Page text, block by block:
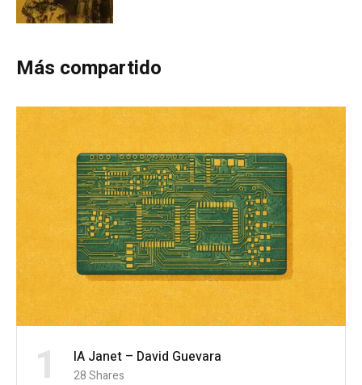
Más compartido
1 IA Janet – David Guevara
28Shares